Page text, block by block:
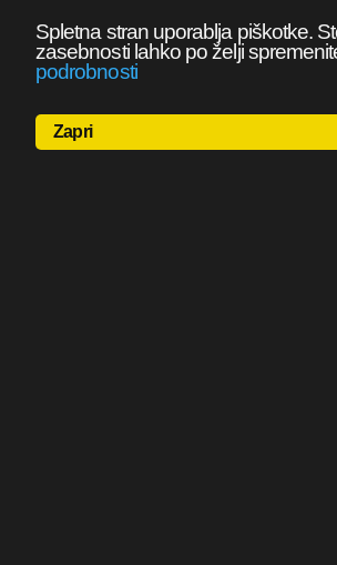
Spletna stran uporablja piškotke.
zasebnosti lahko po želji
podrobnosti
Zapri